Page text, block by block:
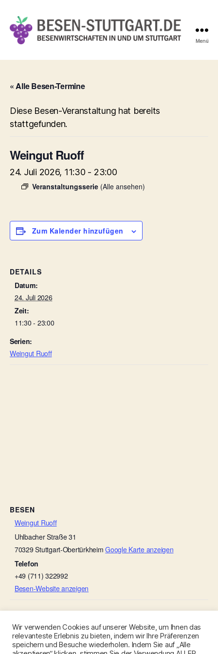
Stuttgart.de
Menü
« Alle Besen-Termine
Diese Besen-Veranstaltung hat bereits
stattgefunden.
Weingut Ruoff
24. Juli 2026, 11:30 - 23:00
Veranstaltungsserie (Alle ansehen)
Zum Kalender hinzufügen
DETAILS
Datum:
24. Juli 2026
Zeit:
11:30 - 23:00
Serien:
Weingut Ruoff
BESEN
Weingut Ruoff
Uhlbacher Straße 31
70329 Stuttgart-Obertürkheim Google Karte anzeigen
Telefon
+49 (711) 322992
Besen-Website anzeigen
Wir verwenden Cookies auf unserer Website, um Ihnen das
relevanteste Erlebnis zu bieten, indem wir Ihre Präferenzen
speichern und Besuche wiederholen. Indem Sie auf „Alle